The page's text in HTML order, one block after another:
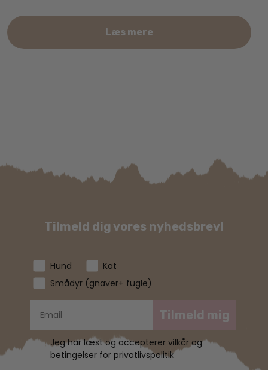
Læs mere
Tilmeld dig vores nyhedsbrev!
Hund
Kat
Smådyr (gnaver+ fugle)
Tilmeld mig
Jeg har læst og accepterer vilkår og
betingelser for privatlivspolitik